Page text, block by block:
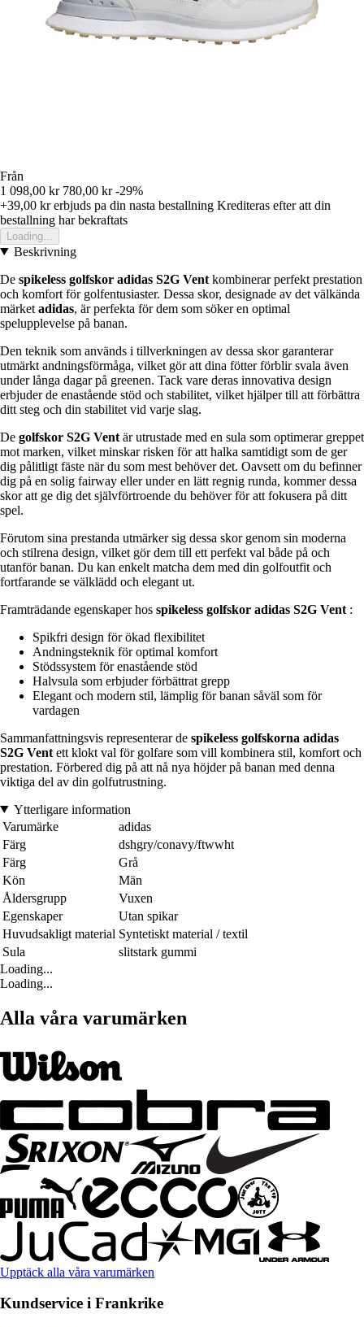
Från
1 098,00 kr 780,00 kr -29%
+39,00 krerbjuds pa din nasta bestallning Krediteras efter att din
bestallning har bekraftats
Loading...
Beskrivning
De spikeless golfskor adidas S2G Vent kombinerar perfekt prestation
och komfort för golfentusiaster. Dessa skor, designade av det välkända
märket adidas, är perfekta för dem som söker en optimal
spelupplevelse på banan.
Den teknik som används i tillverkningen av dessa skor garanterar
utmärkt andningsförmåga, vilket gör att dina fötter förblir svala även
under långa dagar på greenen. Tack vare deras innovativa design
erbjuder de enastående stöd och stabilitet, vilket hjälper till att förbättra
ditt steg och din stabilitet vid varje slag.
De golfskor S2G Vent är utrustade med en sula som optimerar greppet
mot marken, vilket minskar risken för att halka samtidigt som de ger
dig pålitligt fäste när du som mest behöver det. Oavsett om du befinner
dig på en solig fairway eller under en lätt regnig runda, kommer dessa
skor att ge dig det självförtroende du behöver för att fokusera på ditt
spel.
Förutom sina prestanda utmärker sig dessa skor genom sin moderna
och stilrena design, vilket gör dem till ett perfekt val både på och
utanför banan. Du kan enkelt matcha dem med din golfoutfit och
fortfarande se välklädd och elegant ut.
Framträdande egenskaper hos spikeless golfskor adidas S2G Vent :
Spikfri design för ökad flexibilitet
Andningsteknik för optimal komfort
Stödssystem för enastående stöd
Halvsula som erbjuder förbättrat grepp
Elegant och modern stil, lämplig för banan såväl som för
vardagen
Sammanfattningsvis representerar de spikeless golfskorna adidas
S2G Vent ett klokt val för golfare som vill kombinera stil, komfort och
prestation. Förbered dig på att nå nya höjder på banan med denna
viktiga del av din golfutrustning.
Ytterligare information
Varumärke
adidas
Färg
dshgry/conavy/ftwwht
Färg
Grå
Kön
Män
Åldersgrupp
Vuxen
Egenskaper
Utan spikar
Huvudsakligt material Syntetiskt material / textil
Sula
slitstark gummi
Loading...
Loading...
Alla våra varumärken
Upptäck alla våra varumärken
Kundservice i Frankrike